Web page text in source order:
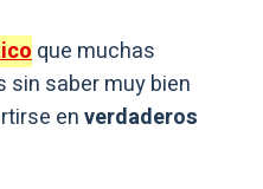
que muchas
saber muy bien
enverdaderos